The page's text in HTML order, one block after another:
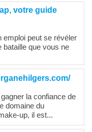
votre guide
emploi peut se révéler
bataille que vous ne
la confiance de
domaine du
up, il est...